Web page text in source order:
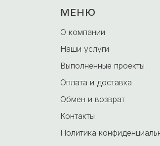
МЕНЮ
О компании
Наши услуги
Выполненные проекты
Оплата и доставка
Обмен и возврат
Контакты
Политика